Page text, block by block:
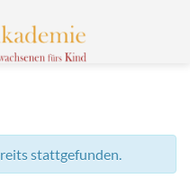
stattgefunden.